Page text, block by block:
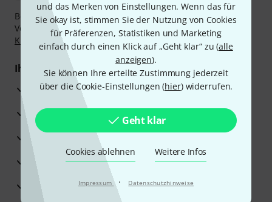
und das Merken von Einstellungen. Wenn das für
Sie okay ist, stimmen Sie der Nutzung von Cookies
für Präferenzen, Statistiken und Marketing
einfach durch einen Klick auf „Geht klar“ zu (alle
anzeigen).
Sie können Ihre erteilte Zustimmung jederzeit
über die Cookie-Einstellungen (hier) widerrufen.
Geht klar
Cookies ablehnen Weitere Infos
Impressum · Datenschutzhinweise
Bezahlen Sie vertraulich und sicher per Nachnahme,
Vorkasse, PayPal, Amazon Pay, Klarna Sofort bezahlen
Klarna Ratenzahlungoder Kreditkarte.
Ihre Vorteile
3 Jahre Thomann Garantie
30 Tage Money-Back-Garantie
Reparaturservice
Beratung durch Fachexperten
Zufriedenheitsgarantie